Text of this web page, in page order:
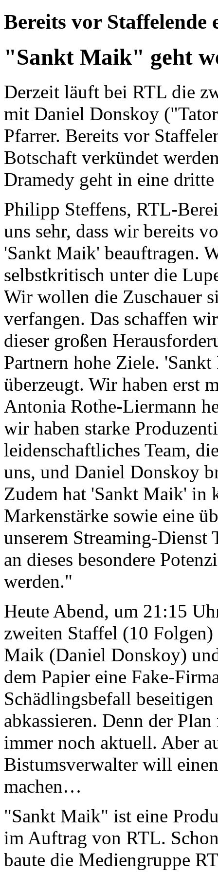
Bereits vor Staffelende
"Sankt Maik" geht
Derzeit läuft bei RTL die
mit Daniel Donskoy
Pfarrer. Bereits vor
Botschaft verkündet
Dramedy geht in eine
Philipp Steffens, RTL-
uns sehr, dass wir bereits
'Sankt Maik' beauftragen.
selbstkritisch unter die
Wir wollen die Zuschauer
verfangen. Das schaffen
dieser großen
Partnern hohe Ziele.
überzeugt. Wir haben erst
Antonia Rothe-Liermann
wir haben starke
leidenschaftliches Team,
uns, und Daniel Donskoy
Zudem hat 'Sankt Maik' in
Markenstärke sowie eine
unserem Streaming-
an dieses besondere
werden."
Heute Abend, um 21:15
zweiten Staffel (10
Maik (Daniel Donskoy)
dem Papier eine Fake-
Schädlingsbefall
abkassieren. Denn der
immer noch aktuell. Aber
Bistumsverwalter will
machen…
"Sankt Maik" ist eine
im Auftrag von RTL.
baute die Mediengruppe